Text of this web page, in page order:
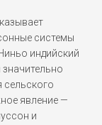
системы
индийский
сельского
явление —
и